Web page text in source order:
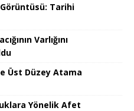
Görüntüsü: Tarihi
Varlığını
Üst Düzey Atama
Yönelik Afet